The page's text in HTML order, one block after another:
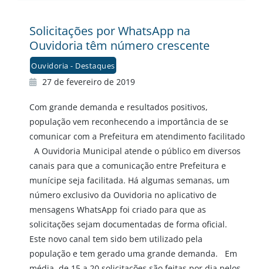
Solicitações por WhatsApp na
Ouvidoria têm número crescente
Ouvidoria - Destaques
27 de fevereiro de 2019
Com grande demanda e resultados positivos,
população vem reconhecendo a importância de se
comunicar com a Prefeitura em atendimento facilitado
A Ouvidoria Municipal atende o público em diversos
canais para que a comunicação entre Prefeitura e
munícipe seja facilitada. Há algumas semanas, um
número exclusivo da Ouvidoria no aplicativo de
mensagens WhatsApp foi criado para que as
solicitações sejam documentadas de forma oficial.
Este novo canal tem sido bem utilizado pela
população e tem gerado uma grande demanda. Em